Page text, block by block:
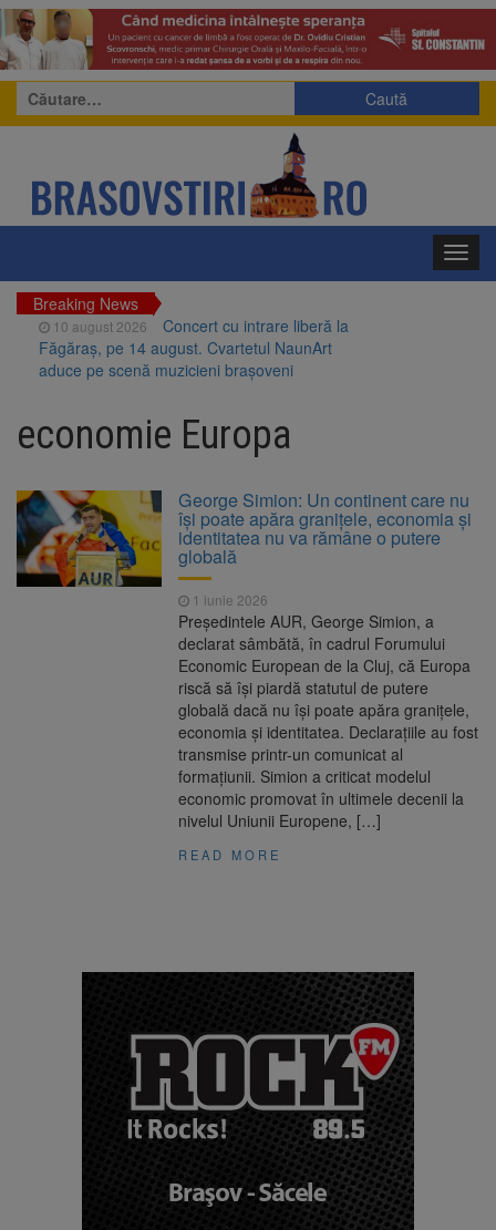
Caută
după:
Breaking News
10 august 2026
Concert cu intrare liberă la
Făgăraș, pe 14 august. Cvartetul NaunArt
aduce pe scenă muzicieni brașoveni
linia 510 Brașov – Hărman
Noi reguli pentru românii
10 august 2026
Nivelul Dunării a crescut la
Cernavodă. Unitatea 2 a centralei nucleare
poate funcționa cel puțin încă nouă zile
10 august 2026
Șapte persoane, arestate
preventiv după atacul asupra ambulanței
Încă 11,5 milioane de lei
nerambursabili pentru a păstra vie istoria
economie Europa
George Simion: Un continent care nu
își poate apăra granițele, economia și
identitatea nu va rămâne o putere
globală
1 iunie 2026
Președintele AUR, George Simion, a
declarat sâmbătă, în cadrul Forumului
Economic European de la Cluj, că Europa
riscă să își piardă statutul de putere
globală dacă nu își poate apăra granițele,
economia și identitatea. Declarațiile au fost
transmise printr-un comunicat al
formațiunii. Simion a criticat modelul
economic promovat în ultimele decenii la
nivelul Uniunii Europene, […]
READ MORE